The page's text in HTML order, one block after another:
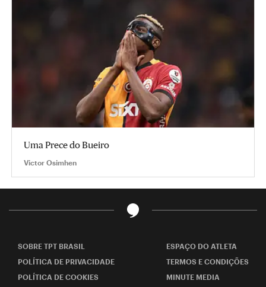
Uma Prece do Bueiro
Victor Osimhen
SOBRE TPT BRASIL
ESPAÇO DO ATLETA
POLÍTICA DE PRIVACIDADE
TERMOS E CONDIÇÕES
POLÍTICA DE COOKIES
MINUTE MEDIA